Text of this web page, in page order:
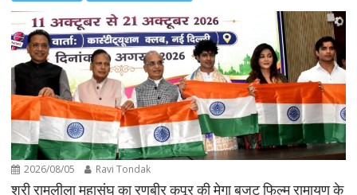
2026/08/05 Ravi Tondak
श्री रामलीला महासंघ का रणबीर कपूर की मेगा बजट फिल्म रामायण के